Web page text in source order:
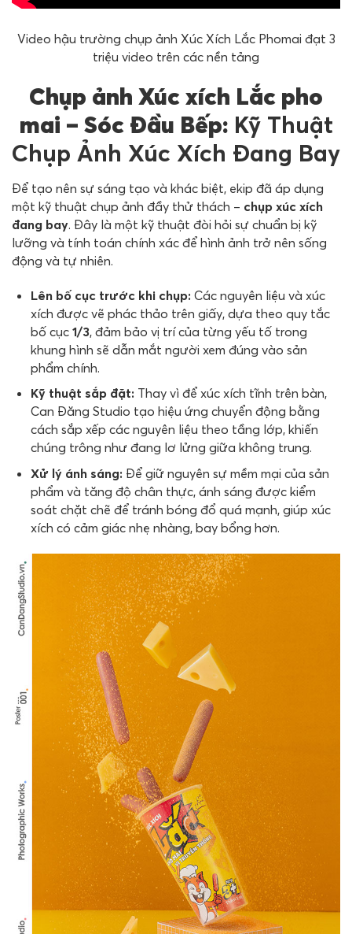
Video hậu trường chụp ảnh Xúc Xích Lắc Phomai đạt 3
triệu video trên các nền tảng
Chụp ảnh Xúc xích Lắc pho
mai – Sóc Đầu Bếp: Kỹ Thuật
Chụp Ảnh Xúc Xích Đang Bay
Để tạo nên sự sáng tạo và khác biệt, ekip đã áp dụng
một kỹ thuật chụp ảnh đầy thử thách – chụp xúc xích
đang bay. Đây là một kỹ thuật đòi hỏi sự chuẩn bị kỹ
lưỡng và tính toán chính xác để hình ảnh trở nên sống
động và tự nhiên.
Lên bố cục trước khi chụp: Các nguyên liệu và xúc
xích được vẽ phác thảo trên giấy, dựa theo quy tắc
bố cục 1/3, đảm bảo vị trí của từng yếu tố trong
khung hình sẽ dẫn mắt người xem đúng vào sản
phẩm chính.
Kỹ thuật sắp đặt: Thay vì để xúc xích tĩnh trên bàn,
Can Đăng Studio tạo hiệu ứng chuyển động bằng
cách sắp xếp các nguyên liệu theo tầng lớp, khiến
chúng trông như đang lơ lửng giữa không trung.
Xử lý ánh sáng: Để giữ nguyên sự mềm mại của sản
phẩm và tăng độ chân thực, ánh sáng được kiểm
soát chặt chẽ để tránh bóng đổ quá mạnh, giúp xúc
xích có cảm giác nhẹ nhàng, bay bổng hơn.